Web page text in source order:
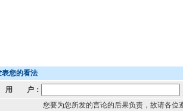
表您的看法
用 户：
您要为您所发的言论的后果负责，故请各位